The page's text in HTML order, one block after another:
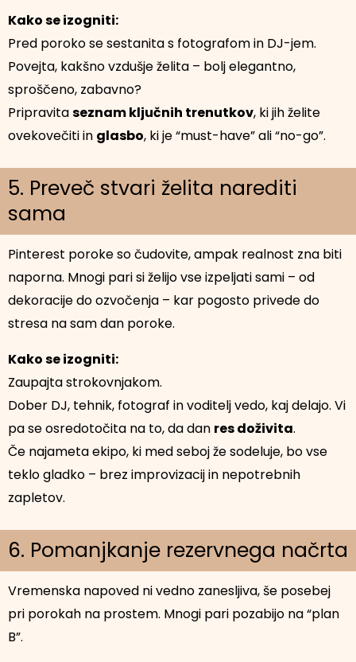
Kako se izogniti:
Pred poroko se sestanita s fotografom in DJ-jem.
Povejta, kakšno vzdušje želita – bolj elegantno,
sproščeno, zabavno?
Pripravitaseznam ključnih trenutkov, ki jih želite
ovekovečiti in glasbo, ki je “must-have” ali “no-go”.
5. Preveč stvari želita narediti
sama
Pinterest poroke so čudovite, ampak realnost zna biti
naporna. Mnogi pari si želijo vse izpeljati sami – od
dekoracije do ozvočenja – kar pogosto privede do
stresa na sam dan poroke.
Kako se izogniti:
Zaupajta strokovnjakom.
Dober DJ, tehnik, fotograf in voditelj vedo, kaj delajo. Vi
pa se osredotočita na to, da dan res doživita.
Če najameta ekipo, ki med seboj že sodeluje, bo vse
teklo gladko – brez improvizacij in nepotrebnih
zapletov.
6. Pomanjkanje rezervnega načrta
Vremenska napoved ni vedno zanesljiva, še posebej
pri porokah na prostem. Mnogi pari pozabijo na “plan
B”.